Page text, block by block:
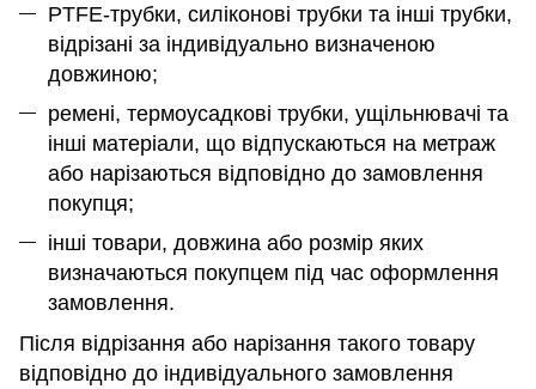
PTFE-трубки, силіконові трубки та інші трубки,
відрізані за індивідуально визначеною
довжиною;
ремені, термоусадкові трубки, ущільнювачі та
інші матеріали, що відпускаються на метраж
або нарізаються відповідно до замовлення
покупця;
інші товари, довжина або розмір яких
визначаються покупцем під час оформлення
замовлення.
Після відрізання або нарізання такого товару
відповідно до індивідуального замовлення